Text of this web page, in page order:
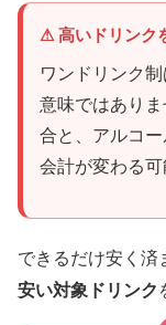
高いドリンク
ワンドリンク
意味ではあり
合と、アルコー
会計が変わる可
できるだけ安く済
安い対象ドリンク